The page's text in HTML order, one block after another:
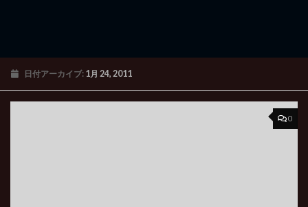
日付アーカイブ: 1月 24, 2011
0